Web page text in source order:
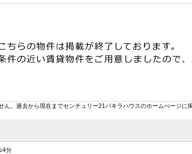
。過去から現在までセンチュリー21パキラハウスのホームぺージに
4分